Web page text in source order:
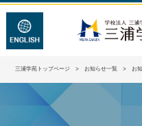
三浦学苑トップページ >お知らせ一覧 > お知